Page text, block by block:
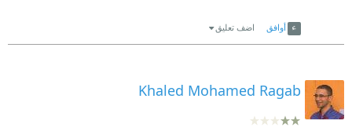
أوافق اضف تعليق
Khaled Mohamed Ragab